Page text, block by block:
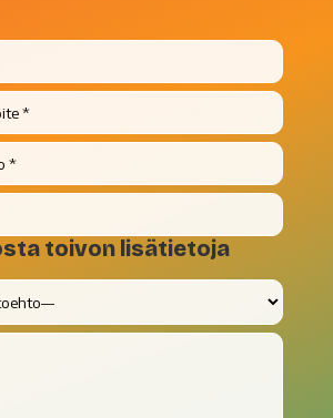
toivon lisätietoja